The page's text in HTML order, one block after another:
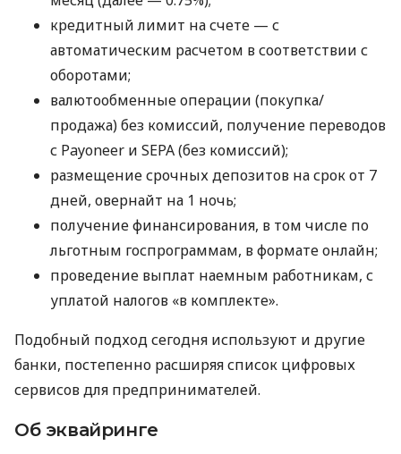
кредитный лимит на счете — с
автоматическим расчетом в соответствии с
оборотами;
валютообменные операции (покупка/
продажа) без комиссий, получение переводов
с Payoneer и SEPA (без комиссий);
размещение срочных депозитов на срок от 7
дней, овернайт на 1 ночь;
получение финансирования, в том числе по
льготным госпрограммам, в формате онлайн;
проведение выплат наемным работникам, с
уплатой налогов «в комплекте».
Подобный подход сегодня используют и другие
банки, постепенно расширяя список цифровых
сервисов для предпринимателей.
Об эквайринге